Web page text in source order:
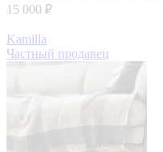
15 000 ₽
Kamilla
Частный продавец